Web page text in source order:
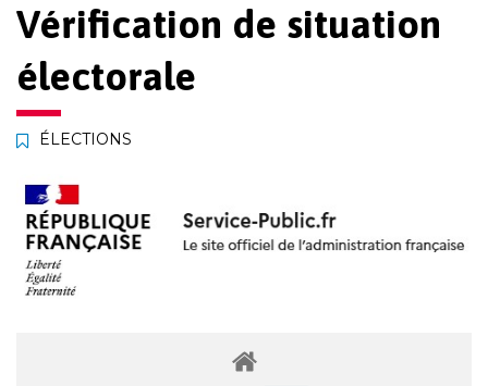
Vérification de situation
électorale
ÉLECTIONS